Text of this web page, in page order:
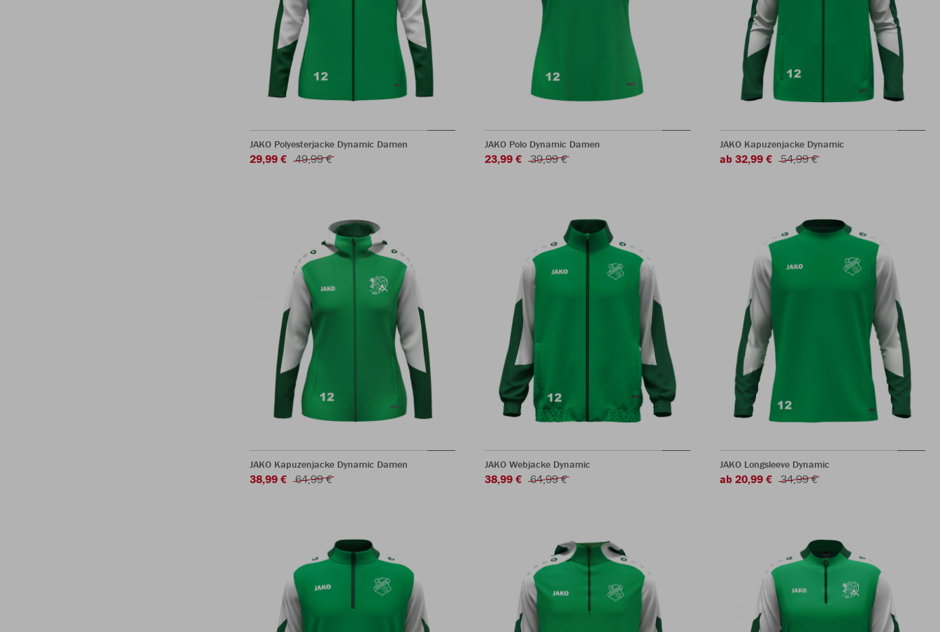
JAKO Polyesterjacke Dynamic Damen
29,99 € 49,99 €
JAKO Polo Dynamic Damen
23,99 € 39,99 €
JAKO Kapuzenjacke Dynamic
ab 32,99 € 54,99 €
JAKO Kapuzenjacke Dynamic Damen
38,99 € 64,99 €
JAKO Webjacke Dynamic
38,99 € 64,99 €
JAKO Longsleeve Dynamic
ab 20,99 € 34,99 €